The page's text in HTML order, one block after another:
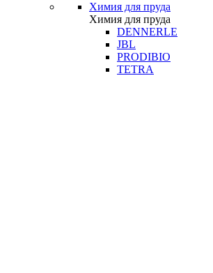
Химия для пруда
Химия для пруда
DENNERLE
JBL
PRODIBIO
TETRA